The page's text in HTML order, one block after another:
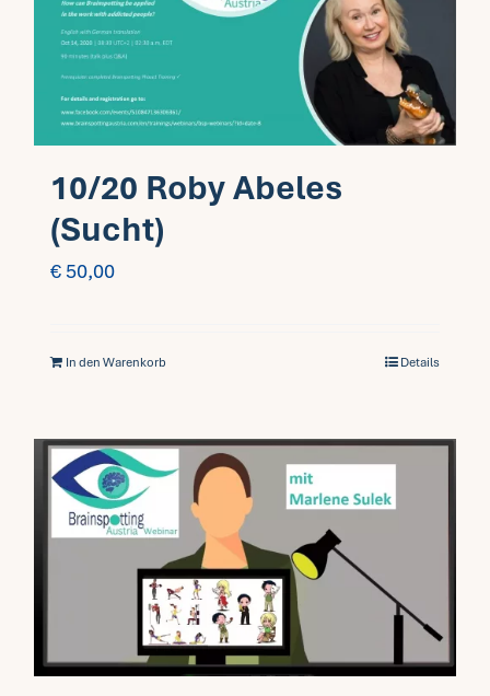
Fragen FAQ
Kontakt
Mein Account
10/20 Roby Abeles
(Sucht)
€ 50,00
In den Warenkorb Details